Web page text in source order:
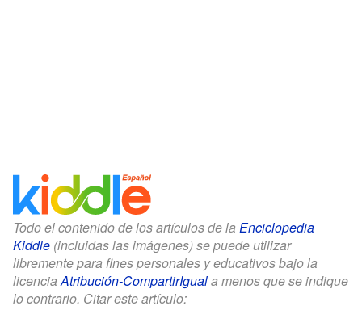
Todo el contenido de los artículos de la Enciclopedia
Kiddle (incluidas las imágenes) se puede utilizar
libremente para fines personales y educativos bajo la
licenciaAtribución-CompartirIguala menos que se indique
lo contrario. Citar este artículo: